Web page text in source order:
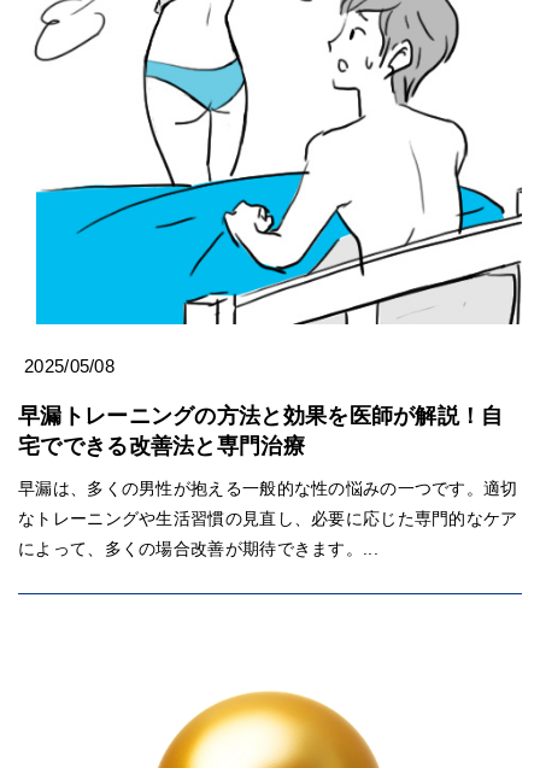
2025/05/08
早漏トレーニングの方法と効果を医師が解説！自
宅でできる改善法と専門治療
早漏は、多くの男性が抱える一般的な性の悩みの一つです。適切
なトレーニングや生活習慣の見直し、必要に応じた専門的なケア
によって、多くの場合改善が期待できます。...